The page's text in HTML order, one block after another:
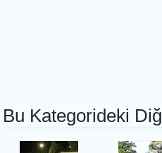
Bu Kategorideki